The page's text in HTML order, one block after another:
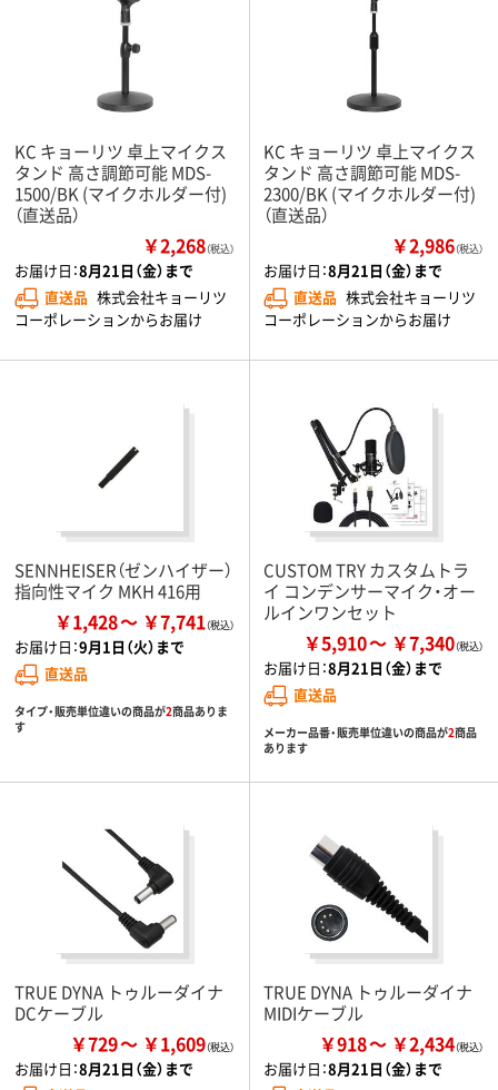
KC キョーリツ 卓上マイクス
タンド 高さ調節可能 MDS-
1500/BK (マイクホルダー付)
（直送品）
￥2,268（税込）
お届け日：8月21日（金）まで
直送品 株式会社キョーリツ
コーポレーションからお届け
KC キョーリツ 卓上マイクス
タンド 高さ調節可能 MDS-
2300/BK (マイクホルダー付)
（直送品）
￥2,986（税込）
お届け日：8月21日（金）まで
直送品 株式会社キョーリツ
コーポレーションからお届け
SENNHEISER（ゼンハイザー）
指向性マイク MKH 416用
￥1,428 ￥7,741
お届け日：9月1日（火）まで
直送品
タイプ・販売単位違いの商品が2商品ありま
す
CUSTOM TRY カスタムトラ
イ コンデンサーマイク・オー
ルインワンセット
￥5,910 ￥7,340
お届け日：8月21日（金）まで
直送品
メーカー品番・販売単位違いの商品が2商品
あります
TRUE DYNA トゥルーダイナ
DCケーブル
￥729 ￥1,609
お届け日：8月21日（金）まで
TRUE DYNA トゥルーダイナ
MIDIケーブル
￥918 ￥2,434
お届け日：8月21日（金）まで